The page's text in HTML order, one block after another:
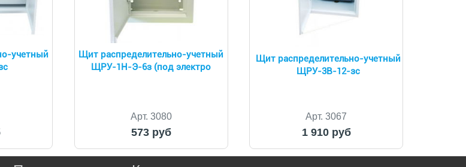
учетный
Щит распределительно-учетный
ЩРУ-1Н-Э-6з (под электро
Арт. 3080
573 руб
Щит распределительно-учетный
ЩРУ-3В-12-зс
Арт. 3067
1 910 руб